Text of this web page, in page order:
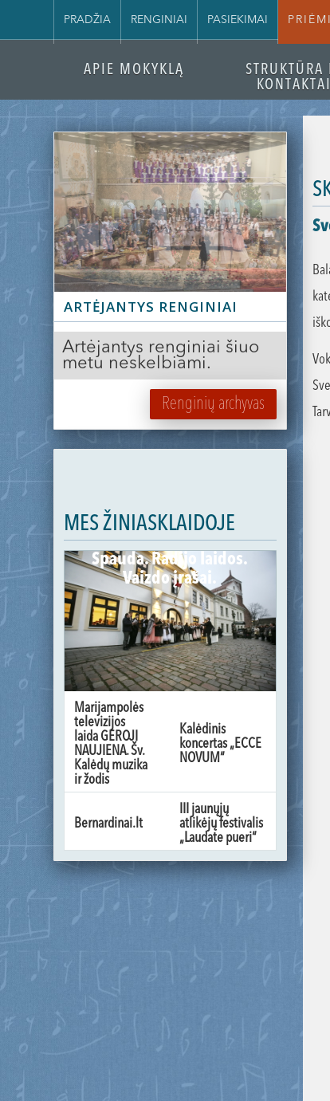
PRADŽIA RENGINIAI PASIEKIMAI
APIE MOKYKLĄ
STRUKTŪRA
KONTAKTAI
Slide 2 of 3.
ARTĖJANTYS RENGINIAI
Artėjantys renginiai šiuo
metu neskelbiami.
Renginių archyvas
MES ŽINIASKLAIDOJE
Spauda. Radijo laidos.
Vaizdo įrašai.
Marijampolės
televizijos
laida GEROJI
NAUJIENA. Šv.
Kalėdų muzika
ir žodis
Kalėdinis
koncertas „ECCE
NOVUM“
Bernardinai.lt
III jaunųjų
atlikėjų festivalis
„Laudate pueri“